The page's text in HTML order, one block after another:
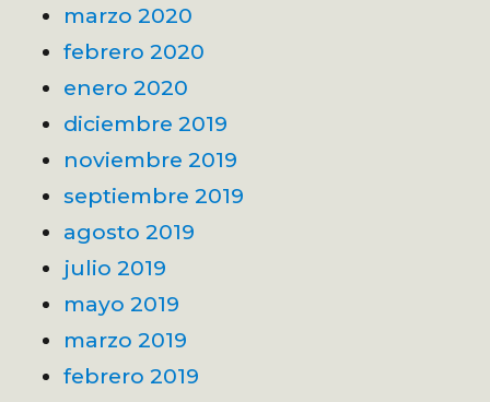
marzo 2020
febrero 2020
enero 2020
diciembre 2019
noviembre 2019
septiembre 2019
agosto 2019
julio 2019
mayo 2019
marzo 2019
febrero 2019